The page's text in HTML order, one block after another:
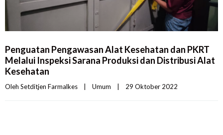
Penguatan Pengawasan Alat Kesehatan dan PKRT
Melalui Inspeksi Sarana Produksi dan Distribusi Alat
Kesehatan
Oleh Setditjen Farmalkes Umum 29 Oktober 2022